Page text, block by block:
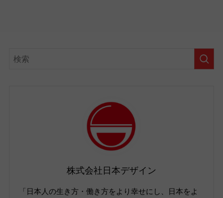
株式会社日本デザイン
「日本人の生き方・働き方をより幸せにし、日本をよ